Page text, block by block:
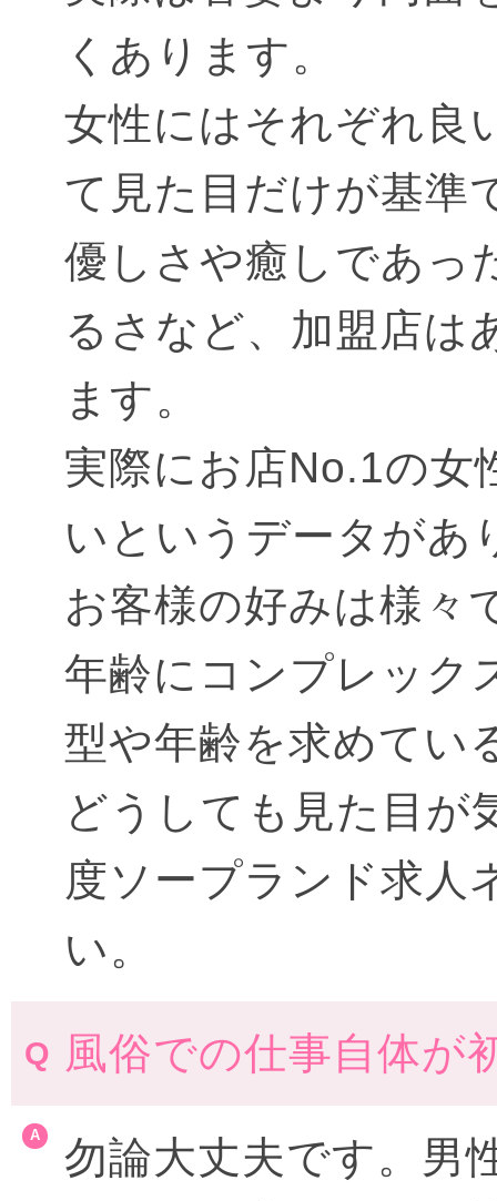
くあります。
女性にはそれぞれ良
て見た目だけが基準
優しさや癒しであっ
るさなど、加盟店は
ます。
実際にお店No.1の女
いというデータがあ
お客様の好みは様々
年齢にコンプレック
型や年齢を求めてい
どうしても見た目が
度ソープランド求人
い。
風俗での仕事自体が
勿論大丈夫です。男